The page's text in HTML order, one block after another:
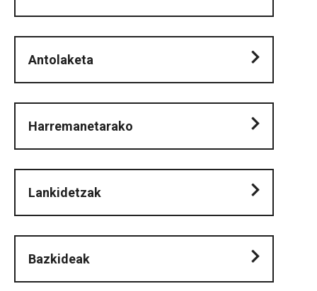
Antolaketa
Harremanetarako
Lankidetzak
Bazkideak